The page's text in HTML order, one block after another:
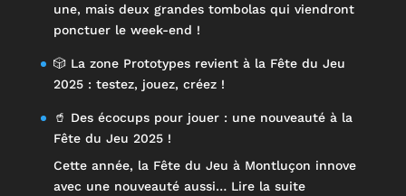
une, mais deux grandes tombolas qui viendront
ponctuer le week-end !
🎲 La zone Prototypes revient à la Fête du Jeu
2025 : testez, jouez, créez !
🥤 Des écocups pour jouer : une nouveauté à la
Fête du Jeu 2025 !
Cette année, la Fête du Jeu à Montluçon innove
avec une nouveauté aussi… Lire la suite: